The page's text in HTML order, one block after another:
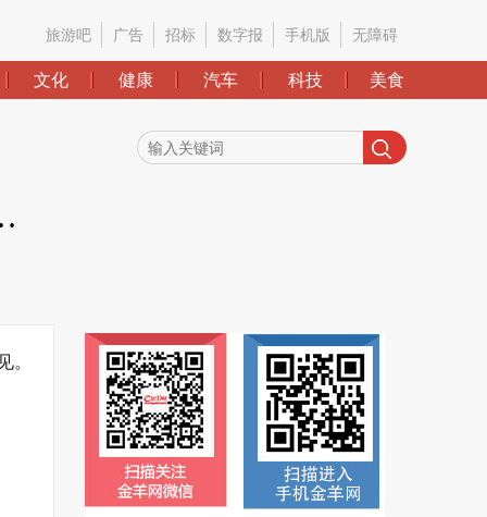
旅游吧 广告 招标 数字报 手机版 无障碍
文化 健康 汽车 科技 美食
。